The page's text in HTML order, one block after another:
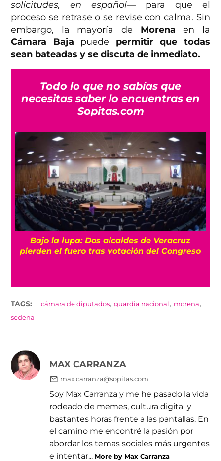
solicitudes, en español— para que el
proceso se retrase o se revise con calma. Sin
embargo, la mayoría de Morenaen la
Cámara Baja puede permitir que todas
sean bateadas y se discuta de inmediato.
Todo lo que no sabías que
necesitas saber lo encuentras en
Sopitas.com
Bajo la lupa: Dos alcaldes de Veracruz
pierden el fuero tras votación del Congreso
TAGS: cámara de diputados,guardia nacional , morena,
sedena
MAX CARRANZA
max.carranza@sopitas.com
Soy Max Carranza y me he pasado la vida
rodeado de memes, cultura digital y
bastantes horas frente a las pantallas. En
el camino me encontré la pasión por
abordar los temas sociales más urgentes
e intentar... More by Max Carranza